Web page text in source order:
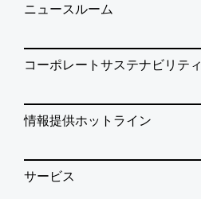
ニュースルーム
コーポレートサステナビリティ
情報提供ホットライン
サービス